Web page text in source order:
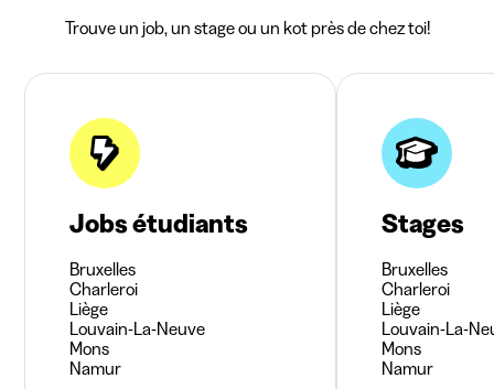
Trouve un job, un stage ou un kot près de chez toi!
Jobs étudiants
Bruxelles
Charleroi
Liège
Louvain-La-Neuve
Mons
Namur
Stages
Bruxelles
Charleroi
Liège
Louvain-La-
Mons
Namur